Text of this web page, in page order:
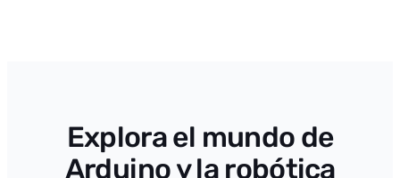
Explora el mundo de
Arduino y la robótica